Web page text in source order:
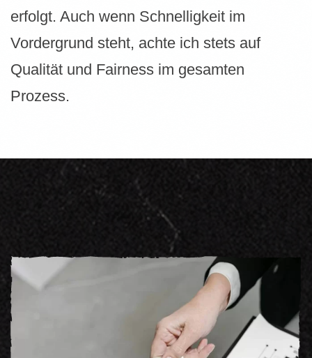
erfolgt. Auch wenn Schnelligkeit im
Vordergrund steht, achte ich stets auf
Qualität und Fairness im gesamten
Prozess.